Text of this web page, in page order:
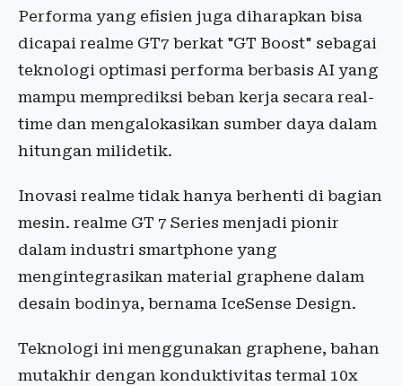
Performa yang efisien juga diharapkan bisa
dicapai realme GT7 berkat "GT Boost" sebagai
teknologi optimasi performa berbasis AI yang
mampu memprediksi beban kerja secara real-
time dan mengalokasikan sumber daya dalam
hitungan milidetik.
Inovasi realme tidak hanya berhenti di bagian
mesin. realme GT 7 Series menjadi pionir
dalam industri smartphone yang
mengintegrasikan material graphene dalam
desain bodinya, bernama IceSense Design.
Teknologi ini menggunakan graphene, bahan
mutakhir dengan konduktivitas termal 10x